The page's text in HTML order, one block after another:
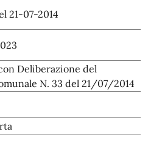
21-07-2014
Deliberazione del
N. 33 del 21/07/2014